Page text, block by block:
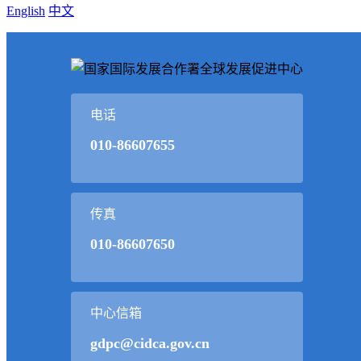
English 中文
电话
010-86607655
传真
010-86607650
中心信箱
gdpc@cidca.gov.cn